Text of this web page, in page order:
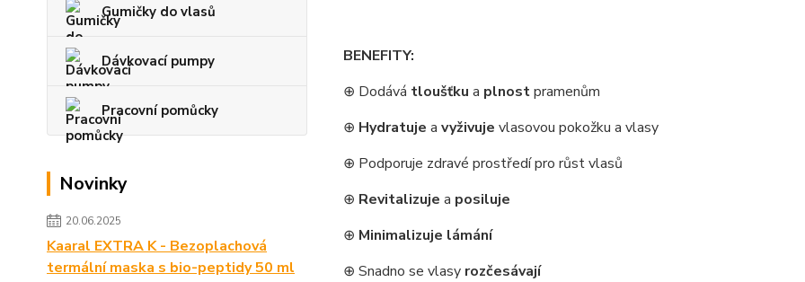
Gumičky do vlasů
Dávkovací pumpy
Pracovní pomůcky
Novinky
20.06.2025
Kaaral EXTRA K - Bezoplachová
termální maska s bio-peptidy 50 ml
BENEFITY:
⊕ Dodává tloušťku a plnostpramenům
⊕ Hydratuje a vyživuje vlasovou pokožku a vlasy
⊕ Podporuje zdravé prostředí pro růst vlasů
⊕ Revitalizuje a posiluje
⊕ Minimalizuje lámání
⊕ Snadno se vlasy rozčesávají